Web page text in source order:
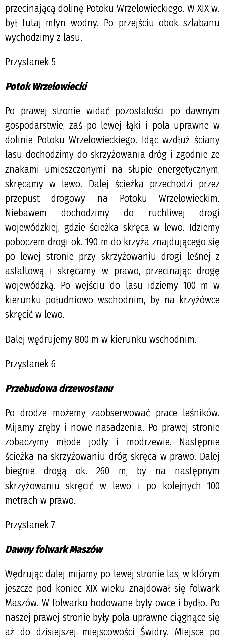
przecinającą dolinę Potoku Wrzelowieckiego. W XIX w.
był tutaj młyn wodny. Po przejściu obok szlabanu
wychodzimy z lasu.
Przystanek 5
Potok Wrzelowiecki
Po prawej stronie widać pozostałości po dawnym
gospodarstwie, zaś po lewej łąki i pola uprawne w
dolinie Potoku Wrzelowieckiego. Idąc wzdłuż ściany
lasu dochodzimy do skrzyżowania dróg i zgodnie ze
znakami umieszczonymi na słupie energetycznym,
skręcamy w lewo. Dalej ścieżka przechodzi przez
przepust drogowy na Potoku Wrzelowieckim.
Niebawem dochodzimy do ruchliwej drogi
wojewódzkiej, gdzie ścieżka skręca w lewo. Idziemy
poboczem drogi ok. 190 m do krzyża znajdującego się
po lewej stronie przy skrzyżowaniu drogi leśnej z
asfaltową i skręcamy w prawo, przecinając drogę
wojewódzką. Po wejściu do lasu idziemy 100 m w
kierunku południowo wschodnim, by na krzyżówce
skręcić w lewo.
Dalej wędrujemy 800 m w kierunku wschodnim.
Przystanek 6
Przebudowa drzewostanu
Po drodze możemy zaobserwować prace leśników.
Mijamy zręby i nowe nasadzenia. Po prawej stronie
zobaczymy młode jodły i modrzewie. Następnie
ścieżka na skrzyżowaniu dróg skręca w prawo. Dalej
biegnie drogą ok. 260 m, by na następnym
skrzyżowaniu skręcić w lewo i po kolejnych 100
metrach w prawo.
Przystanek 7
Dawny folwark Maszów
Wędrując dalej mijamy po lewej stronie las, w którym
jeszcze pod koniec XIX wieku znajdował się folwark
Maszów. W folwarku hodowane były owce i bydło. Po
naszej prawej stronie były pola uprawne ciągnące się
aż do dzisiejszej miejscowości Świdry. Miejsce po